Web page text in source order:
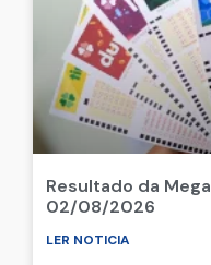
Resultado da
02/08/2026
LER NOTICIA